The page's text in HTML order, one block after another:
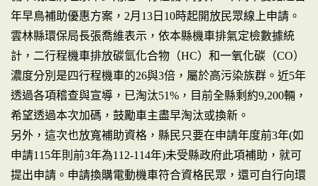
年早鳥補助優惠方案，2月13日10時起開放民眾線上申請。
雲林縣環保局長張喬維表示，依本縣機車排氣定檢數據統
計，二行程機車排放碳氫化合物（HC）和一氧化碳（CO）
濃度分別是四行程機車的26與3倍，屬於高污染族群。近5年
透過各項稽查與宣導，已淘汰51%，目前全縣剩約9,200輛，
希望透過本次加碼，鼓勵車主盡早淘汰或換新。
另外，這次也放寬補助資格，縣民只要在申請年度前3年(如
申請115年則前3年為112-114年)未受縣政府此項補助，就可
提出申請。申請換購電動機車符合資格民眾，還可自行向環